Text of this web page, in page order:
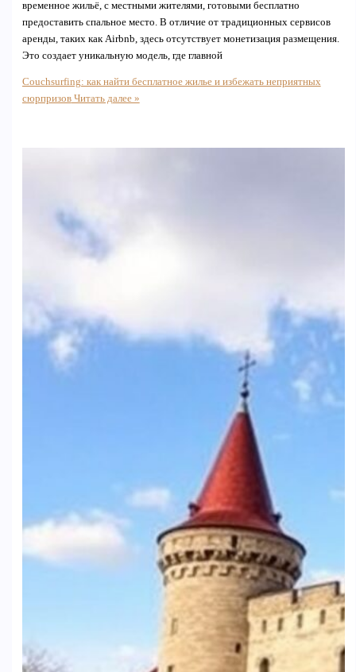
временное жильё, с местными жителями, готовыми бесплатно
предоставить спальное место. В отличие от традиционных сервисов
аренды, таких как Airbnb, здесь отсутствует монетизация размещения.
Это создает уникальную модель, где главной
Couchsurfing: как найти бесплатное жилье и избежать неприятных
сюрпризовЧитать далее »